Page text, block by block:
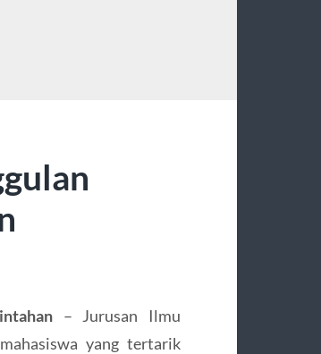
– Jurusan Ilmu
yang tertarik